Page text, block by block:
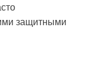
защитными